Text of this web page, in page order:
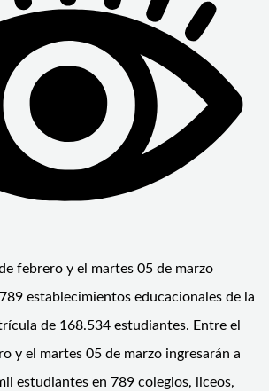
febrero y el martes 05 de marzo
establecimientos educacionales de la
de 168.534 estudiantes. Entre el
y el martes 05 de marzo ingresarán a
estudiantes en 789 colegios, liceos,